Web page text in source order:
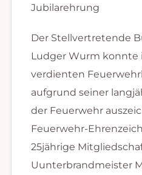
Jubilarehrung
Der Stellvertretende
Ludger Wurm konnte
verdienten
aufgrund seiner
der Feuerwehr
Feuerwehr-
25jährige
Uunterbrandmeister